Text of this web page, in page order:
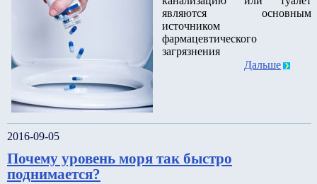
являются основным
источником
фармацевтического
загрязнения
Дальше
2016-09-05
Почему уровень моря так быстро
поднимается?